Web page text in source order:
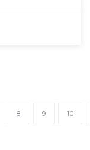
8 9 10